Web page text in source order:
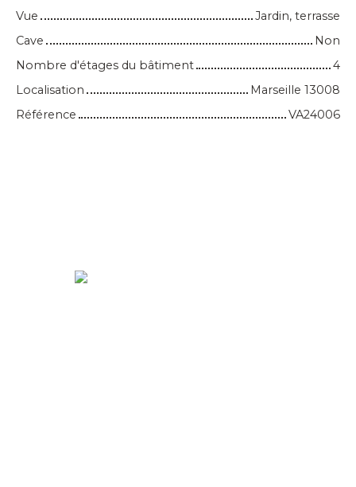
Vue
Jardin, terrasse
Cave
Non
Nombre d'étages du bâtiment
4
Localisation
Marseille 13008
Référence
VA24006